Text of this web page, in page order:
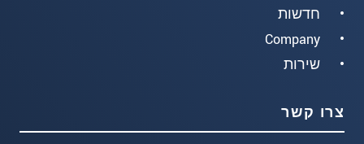
חדשות
Company
שירות
צרו קשר